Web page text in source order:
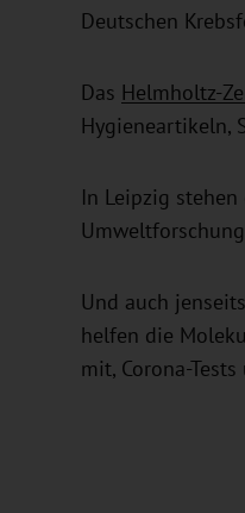
Deutschen
Das Helmholtz-
Hygieneartikeln,
In Leipzig
Und auch
helfen die
mit, Corona-